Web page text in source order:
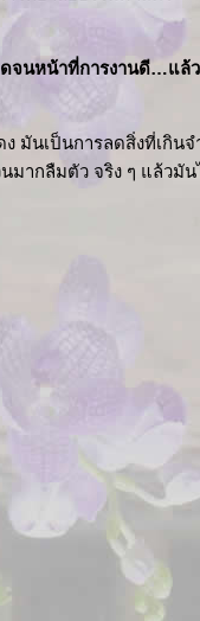
จนหน้าที่การงานดี…แล้ว
เป็นการลดสิ่งที่เกิน
ากลืมตัว จริง ๆ แล้ว